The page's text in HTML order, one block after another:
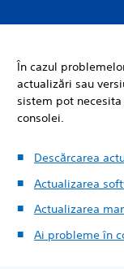
În cazul
actualizări sau
sistem pot
consolei.
Descărcarea
Actualizarea
Actualizarea
Ai probleme în